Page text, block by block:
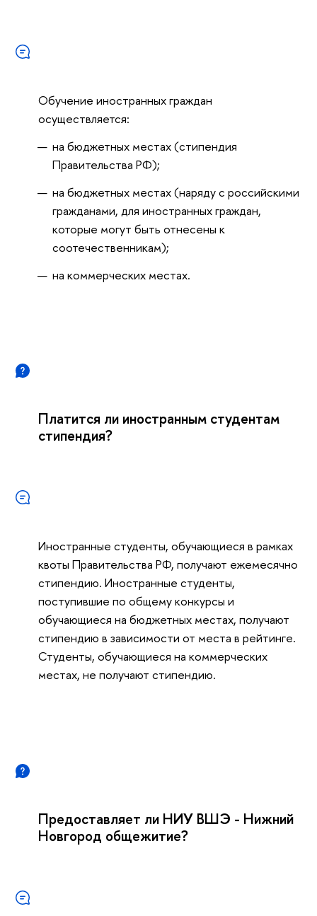
Обучение иностранных граждан
осуществляется:
на бюджетных местах (стипендия
Правительства РФ);
на бюджетных местах (наряду с российскими
гражданами, для иностранных граждан,
которые могут быть отнесены к
соотечественникам);
на коммерческих местах.
Платится ли иностранным студентам
стипендия?
Иностранные студенты, обучающиеся в рамках
квоты Правительства РФ, получают ежемесячно
стипендию. Иностранные студенты,
поступившие по общему конкурсы и
обучающиеся на бюджетных местах, получают
стипендию в зависимости от места в рейтинге.
Студенты, обучающиеся на коммерческих
местах, не получают стипендию.
Предоставляет ли НИУ ВШЭ - Нижний
Новгород общежитие?